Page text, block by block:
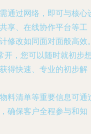
通过网络，即可与核心
享、在线协作平台等工
修改如同面对面般高效
开，您可以随时就初步
得快速、专业的初步解
料清单等重要信息可通
确保客户全程参与和知